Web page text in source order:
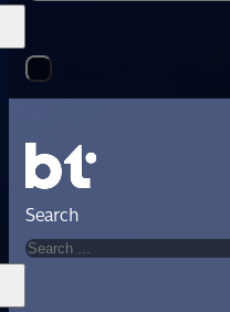
Search